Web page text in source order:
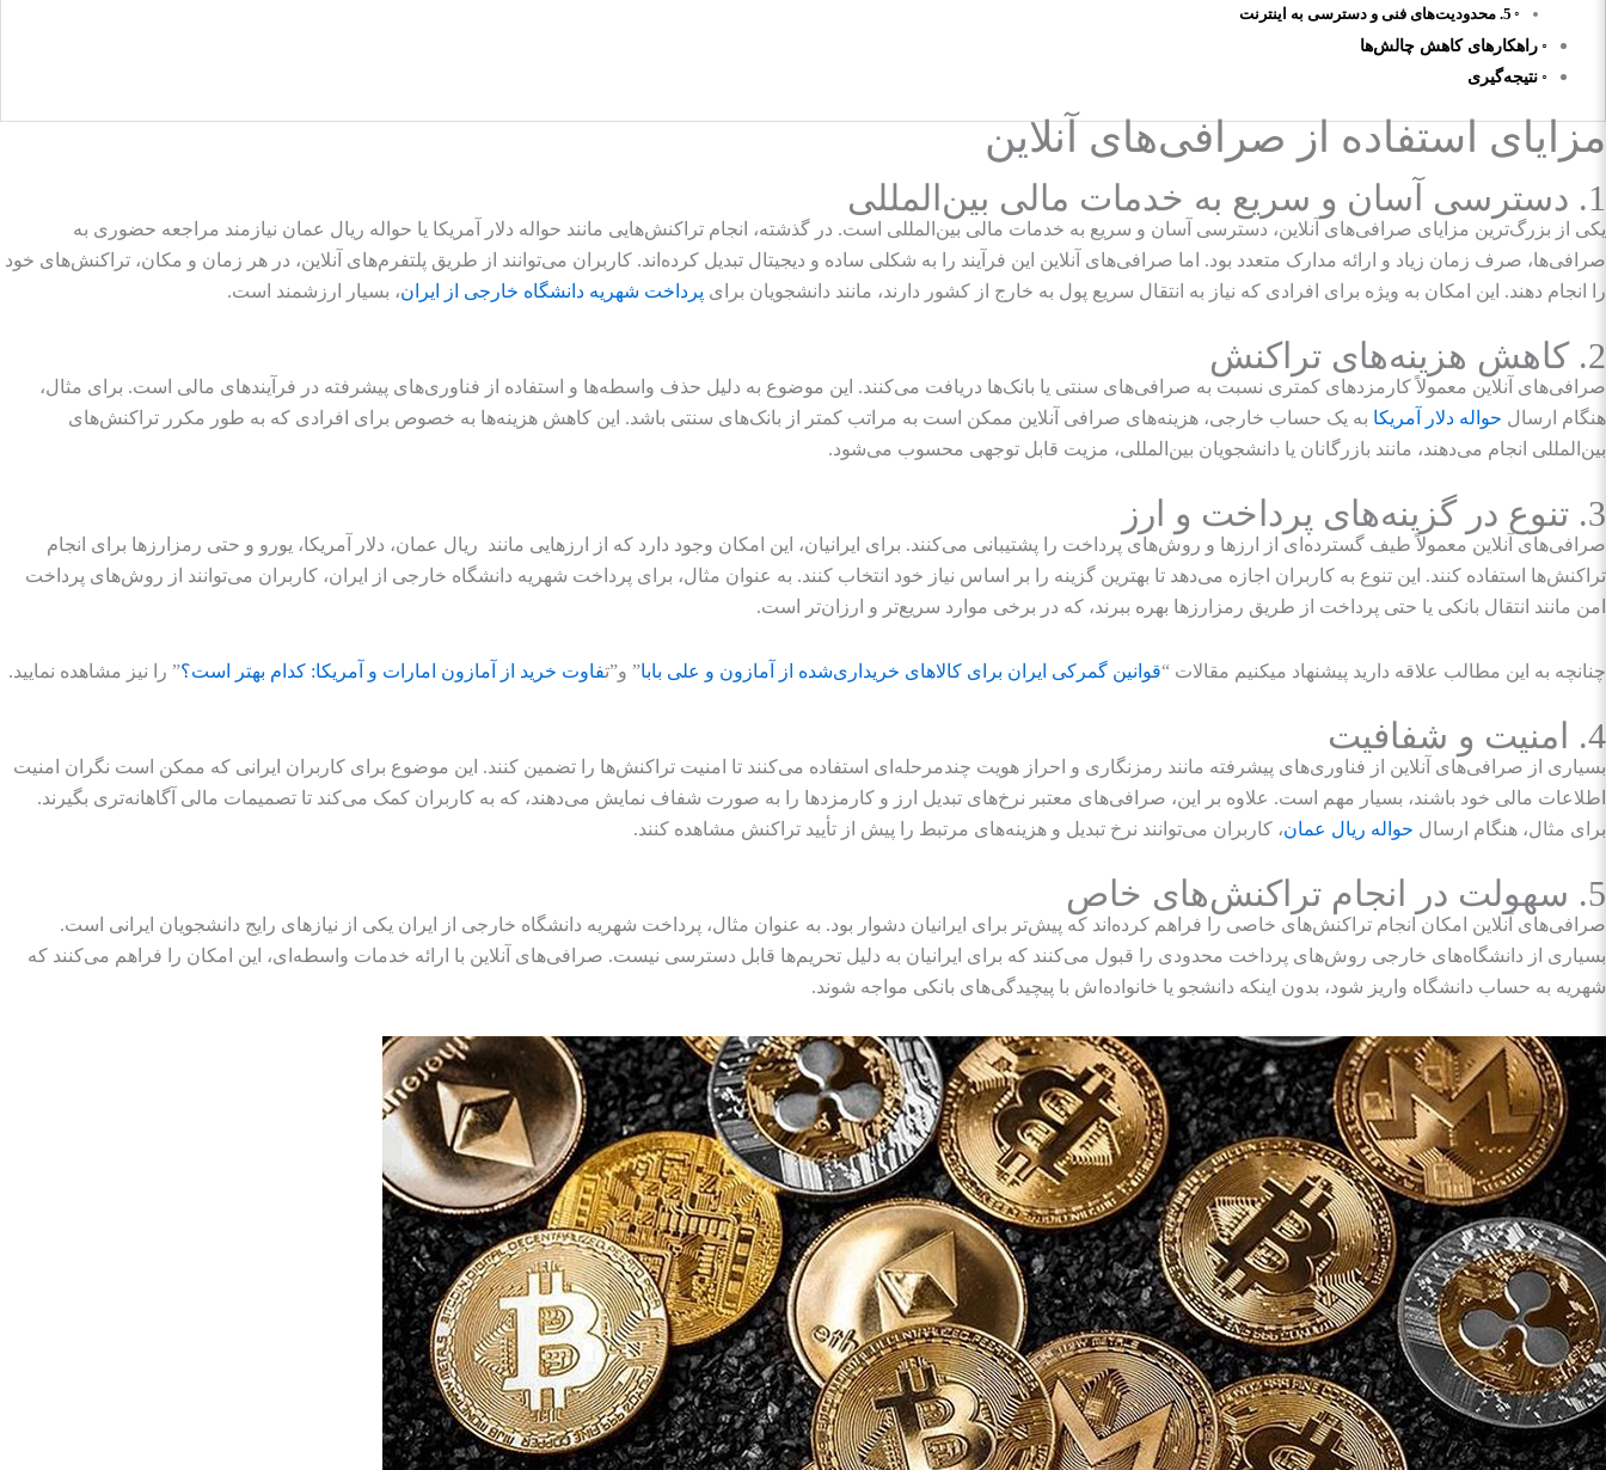
5. محدودیت‌های فنی و دسترسی به اینترنت
راهکارهای کاهش چالش‌ها
نتیجه‌گیری
مزایای استفاده از صرافی‌های آنلاین
1. دسترسی آسان و سریع به خدمات مالی بین‌المللی
یکی از بزرگ‌ترین مزایای صرافی‌های آنلاین، دسترسی آسان و سریع به خدمات مالی بین‌المللی است. در گذشته، انجام تراکنش‌هایی مانند حواله دلار آمریکا یا حواله ریال عمان نیازمند مراجعه حضوری به
صرافی‌ها، صرف زمان زیاد و ارائه مدارک متعدد بود. اما صرافی‌های آنلاین این فرآیند را به شکلی ساده و دیجیتال تبدیل کرده‌اند. کاربران می‌توانند از طریق پلتفرم‌های آنلاین، در هر زمان و مکان، تراکنش‌های خود
را انجام دهند. این امکان به ویژه برای افرادی که نیاز به انتقال سریع پول به خارج از کشور دارند، مانند دانشجویان برای پرداخت شهریه دانشگاه خارجی از ایران، بسیار ارزشمند است.
2. کاهش هزینه‌های تراکنش
صرافی‌های آنلاین معمولاً کارمزدهای کمتری نسبت به صرافی‌های سنتی یا بانک‌ها دریافت می‌کنند. این موضوع به دلیل حذف واسطه‌ها و استفاده از فناوری‌های پیشرفته در فرآیندهای مالی است. برای مثال،
هنگام ارسال حواله دلار آمریکا به یک حساب خارجی، هزینه‌های صرافی آنلاین ممکن است به مراتب کمتر از بانک‌های سنتی باشد. این کاهش هزینه‌ها به خصوص برای افرادی که به طور مکرر تراکنش‌های
بین‌المللی انجام می‌دهند، مانند بازرگانان یا دانشجویان بین‌المللی، مزیت قابل توجهی محسوب می‌شود.
3. تنوع در گزینه‌های پرداخت و ارز
صرافی‌های آنلاین معمولاً طیف گسترده‌ای از ارزها و روش‌های پرداخت را پشتیبانی می‌کنند. برای ایرانیان، این امکان وجود دارد که از ارزهایی مانند ریال عمان، دلار آمریکا، یورو و حتی رمزارزها برای انجام
تراکنش‌ها استفاده کنند. این تنوع به کاربران اجازه می‌دهد تا بهترین گزینه را بر اساس نیاز خود انتخاب کنند. به عنوان مثال، برای پرداخت شهریه دانشگاه خارجی از ایران، کاربران می‌توانند از روش‌های پرداخت
امن مانند انتقال بانکی یا حتی پرداخت از طریق رمزارزها بهره ببرند، که در برخی موارد سریع‌تر و ارزان‌تر است.
چنانچه به این مطالب علاقه دارید پیشنهاد میکنیم مقالات “قوانین گمرکی ایران برای کالاهای خریداری‌شده از آمازون و علی بابا” و”تفاوت خرید از آمازون امارات و آمریکا: کدام بهتر است؟” را نیز مشاهده نمایید.
4. امنیت و شفافیت
بسیاری از صرافی‌های آنلاین از فناوری‌های پیشرفته مانند رمزنگاری و احراز هویت چندمرحله‌ای استفاده می‌کنند تا امنیت تراکنش‌ها را تضمین کنند. این موضوع برای کاربران ایرانی که ممکن است نگران امنیت
اطلاعات مالی خود باشند، بسیار مهم است. علاوه بر این، صرافی‌های معتبر نرخ‌های تبدیل ارز و کارمزدها را به صورت شفاف نمایش می‌دهند، که به کاربران کمک می‌کند تا تصمیمات مالی آگاهانه‌تری بگیرند.
برای مثال، هنگام ارسال حواله ریال عمان، کاربران می‌توانند نرخ تبدیل و هزینه‌های مرتبط را پیش از تأیید تراکنش مشاهده کنند.
5. سهولت در انجام تراکنش‌های خاص
صرافی‌های آنلاین امکان انجام تراکنش‌های خاصی را فراهم کرده‌اند که پیش‌تر برای ایرانیان دشوار بود. به عنوان مثال، پرداخت شهریه دانشگاه خارجی از ایران یکی از نیازهای رایج دانشجویان ایرانی است.
بسیاری از دانشگاه‌های خارجی روش‌های پرداخت محدودی را قبول می‌کنند که برای ایرانیان به دلیل تحریم‌ها قابل دسترسی نیست. صرافی‌های آنلاین با ارائه خدمات واسطه‌ای، این امکان را فراهم می‌کنند که
شهریه به حساب دانشگاه واریز شود، بدون اینکه دانشجو یا خانواده‌اش با پیچیدگی‌های بانکی مواجه شوند.